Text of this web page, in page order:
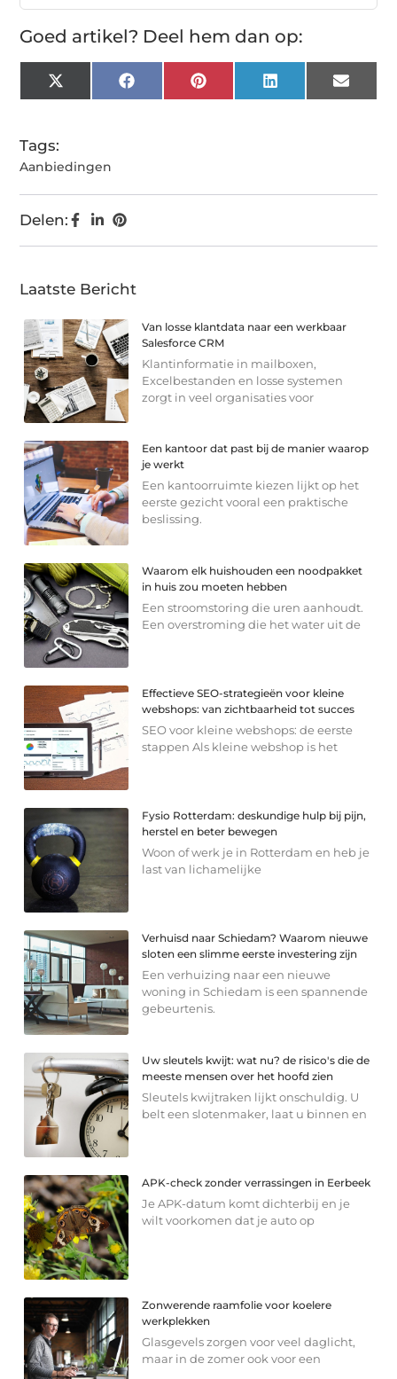
Goed artikel? Deel hem dan op:
X
(Twitter)
FacebookPinterest LinkedIn Email
Tags:
Aanbiedingen
Delen:
Laatste Bericht
Van losse klantdata naar een werkbaar
Salesforce CRM
Klantinformatie in mailboxen,
Excelbestanden en losse systemen
zorgt in veel organisaties voor
Een kantoor dat past bij de manier waarop
je werkt
Een kantoorruimte kiezen lijkt op het
eerste gezicht vooral een praktische
beslissing.
Waarom elk huishouden een noodpakket
in huis zou moeten hebben
Een stroomstoring die uren aanhoudt.
Een overstroming die het water uit de
Effectieve SEO-strategieën voor kleine
webshops: van zichtbaarheid tot succes
SEO voor kleine webshops: de eerste
stappen Als kleine webshop is het
Fysio Rotterdam: deskundige hulp bij pijn,
herstel en beter bewegen
Woon of werk je in Rotterdam en heb je
last van lichamelijke
Verhuisd naar Schiedam? Waarom nieuwe
sloten een slimme eerste investering zijn
Een verhuizing naar een nieuwe
woning in Schiedam is een spannende
gebeurtenis.
Uw sleutels kwijt: wat nu? de risico's die de
meeste mensen over het hoofd zien
Sleutels kwijtraken lijkt onschuldig. U
belt een slotenmaker, laat u binnen en
APK-check zonder verrassingen in Eerbeek
Je APK-datum komt dichterbij en je
wilt voorkomen dat je auto op
Zonwerende raamfolie voor koelere
werkplekken
Glasgevels zorgen voor veel daglicht,
maar in de zomer ook voor een